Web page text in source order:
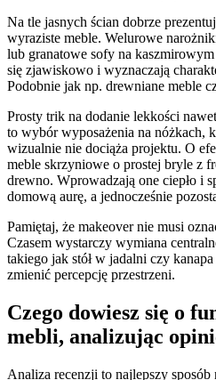
Na tle jasnych ścian dobrze
wyraziste meble. Welurowe
lub granatowe sofy na
się zjawiskowo i wyznaczają
Podobnie jak np. drewniane meble
Prosty trik na dodanie lekkości
to wybór wyposażenia na nóżkach,
wizualnie nie dociąża projektu. O
meble skrzyniowe o prostej bryle z
drewno. Wprowadzają one ciepło i
domową aurę, a jednocześnie
Pamiętaj, że makeover nie musi
Czasem wystarczy wymiana
takiego jak stół w jadalni czy
zmienić percepcję przestrzeni.
Czego dowiesz się o
mebli, analizując
Analiza recenzji to najlepszy